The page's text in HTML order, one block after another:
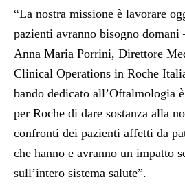
“La nostra missione è lavorare
pazienti avranno bisogno domani
Anna Maria Porrini, Direttore
Clinical Operations in Roche
bando dedicato all’Oftalmologia
per Roche di dare sostanza alla
confronti dei pazienti affetti da
che hanno e avranno un impatto
sull’intero sistema salute”.